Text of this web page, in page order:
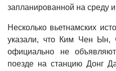
запланированной на среду
Несколько вьетнамских
указали, что Ким Чен Ын,
официально не
поезде на станцию ​​Донг